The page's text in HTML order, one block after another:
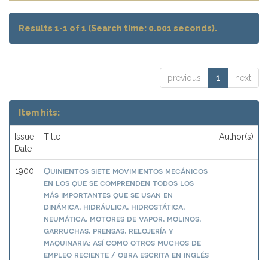
Results 1-1 of 1 (Search time: 0.001 seconds).
previous 1 next
Item hits:
Issue
Date
Title Author(s)
1900
Quinientos siete movimientos mecánicos
en los que se comprenden todos los
más importantes que se usan en
dinámica, hidráulica, hidrostática,
neumática, motores de vapor, molinos,
garruchas, prensas, relojería y
maquinaria; así como otros muchos de
empleo reciente / obra escrita en inglés
-